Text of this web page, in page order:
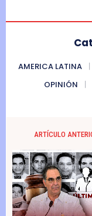
AMERICA LATINA
OPINIÓN
ARTÍCULO